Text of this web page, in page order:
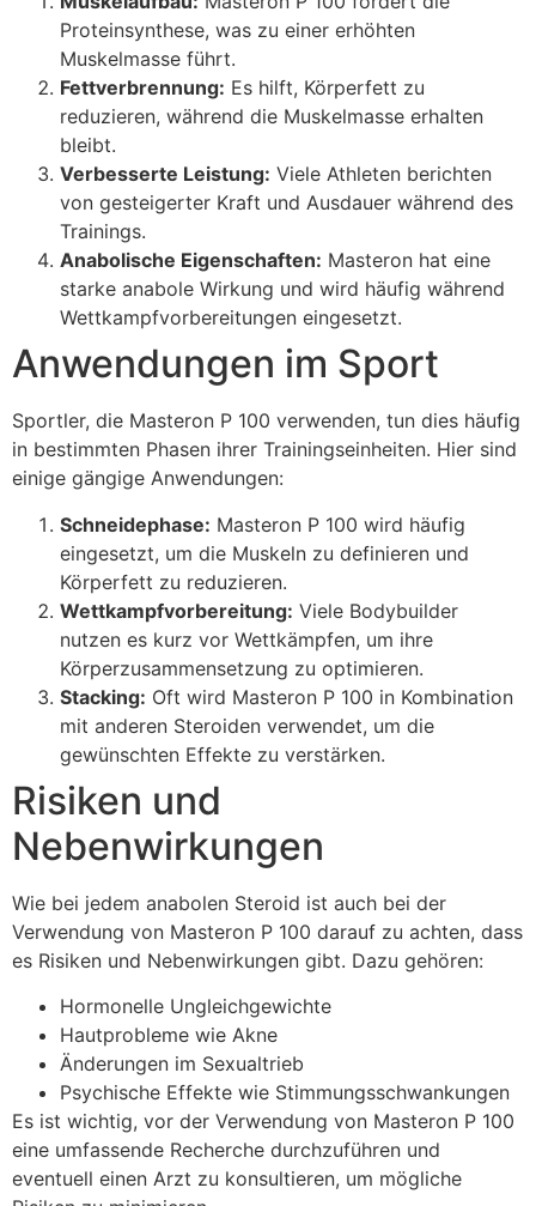
Proteinsynthese, was zu einer erhöhten
Muskelmasse führt.
Fettverbrennung: Es hilft, Körperfett zu
reduzieren, während die Muskelmasse erhalten
bleibt.
Verbesserte Leistung: Viele Athleten berichten
von gesteigerter Kraft und Ausdauer während des
Trainings.
Anabolische Eigenschaften: Masteron hat eine
starke anabole Wirkung und wird häufig während
Wettkampfvorbereitungen eingesetzt.
Anwendungen im Sport
Sportler, die Masteron P 100 verwenden, tun dies häufig
in bestimmten Phasen ihrer Trainingseinheiten. Hier sind
einige gängige Anwendungen:
Schneidephase: Masteron P 100 wird häufig
eingesetzt, um die Muskeln zu definieren und
Körperfett zu reduzieren.
Wettkampfvorbereitung: Viele Bodybuilder
nutzen es kurz vor Wettkämpfen, um ihre
Körperzusammensetzung zu optimieren.
Stacking: Oft wird Masteron P 100 in Kombination
mit anderen Steroiden verwendet, um die
gewünschten Effekte zu verstärken.
Risiken und
Nebenwirkungen
Wie bei jedem anabolen Steroid ist auch bei der
Verwendung von Masteron P 100 darauf zu achten, dass
es Risiken und Nebenwirkungen gibt. Dazu gehören:
Hormonelle Ungleichgewichte
Hautprobleme wie Akne
Änderungen im Sexualtrieb
Psychische Effekte wie Stimmungsschwankungen
Es ist wichtig, vor der Verwendung von Masteron P 100
eine umfassende Recherche durchzuführen und
eventuell einen Arzt zu konsultieren, um mögliche